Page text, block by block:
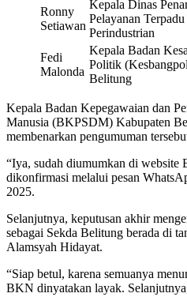
Ronny
Setiawan
Kepala Dinas
Pelayanan
Perindustrian
Fedi
Malonda
Kepala Badan
Politik
Belitung
Kepala Badan Kepegawaian dan
Manusia (BKPSDM) Kabupaten
membenarkan pengumuman
“Iya, sudah diumumkan di website
dikonfirmasi melalui pesan
2025.
Selanjutnya, keputusan akhir
sebagai Sekda Belitung berada di
Alamsyah Hidayat.
“Siap betul, karena semuanya
BKN dinyatakan layak.